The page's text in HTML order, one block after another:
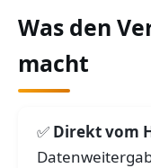
Was den
macht
Direkt vom